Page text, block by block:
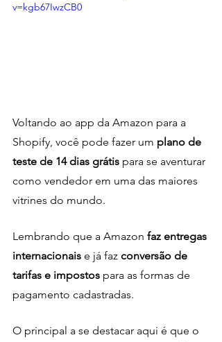
v=kgb67IwzCB0
Voltando ao app da Amazon para a
Shopify, você pode fazer um plano de
teste de 14 dias grátis para se aventurar
como vendedor em uma das maiores
vitrines do mundo.
Lembrando que a Amazon faz entregas
internacionais e já faz conversão de
tarifas e impostos para as formas de
pagamento cadastradas.
O principal a se destacar aqui é que o